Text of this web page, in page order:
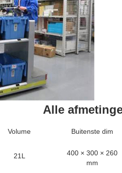
Alle
Volume Buitenste dim
21L
400 × 300 × 260
mm